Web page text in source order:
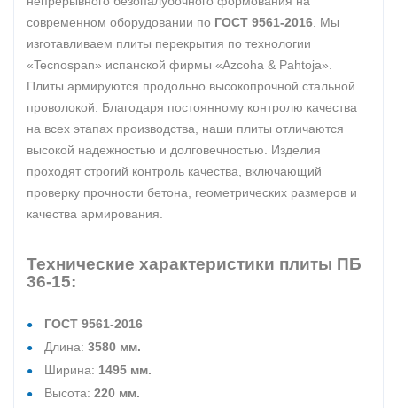
современном оборудовании по ГОСТ 9561-2016 . Мы
изготавливаем плиты перекрытия по технологии
«Tecnospan» испанской фирмы «Azcoha & Pahtoja».
Плиты армируются продольно высокопрочной стальной
проволокой. Благодаря постоянному контролю качества
на всех этапах производства, наши плиты отличаются
высокой надежностью и долговечностью. Изделия
проходят строгий контроль качества, включающий
проверку прочности бетона, геометрических размеров и
качества армирования.
Технические характеристики плиты ПБ
36-15:
ГОСТ 9561-2016
Длина: 3580 мм.
Ширина: 1495 мм.
Высота: 220 мм.